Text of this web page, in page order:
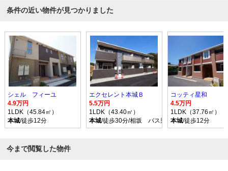
条件の近い物件が見つかりました
シェル フィーユ
4.9万円
1LDK（45.84㎡）
本城/徒歩12分
エクセレント本城Ｂ
5.5万円
1LDK（43.40㎡）
本城/徒歩30分/相坂 バス乗車時間15分 停歩14
コッティ星和
4.5万円
1LDK（37.76㎡）
本城/徒歩12分
今まで閲覧した物件